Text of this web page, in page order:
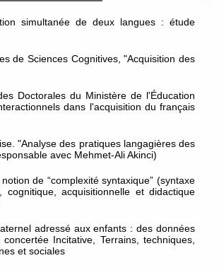
simultanée de deux langues : étude
de Sciences Cognitives, "Acquisition des
Doctorales du Ministère de l'Éducation
dans l'acquisition du français
"Analyse des pratiques langagières des
avec Mehmet-Ali Akinci)
de “complexité syntaxique” (syntaxe
acquisitionnelle et didactique
adressé aux enfants : des données
Incitative, Terrains, techniques,
et sociales